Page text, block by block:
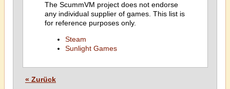
The ScummVM project does not endorse
any individual supplier of games. This list is
for reference purposes only.
Steam
Sunlight Games
« Zurück